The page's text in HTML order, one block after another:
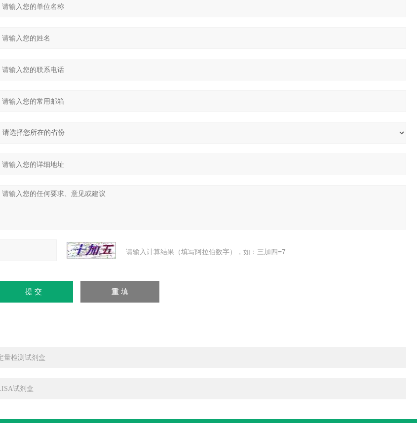
请输入计算结果（填写阿拉伯数字），如：三加四=7
量检测试剂盒
试剂盒